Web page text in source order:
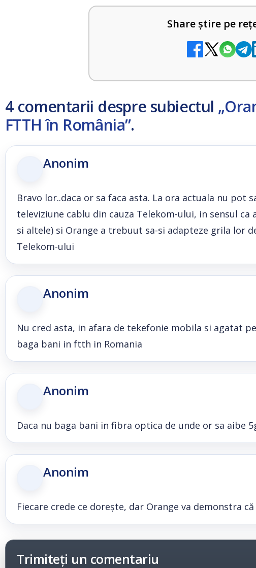
Share știre pe
4 comentarii despre subiectul
FTTH în România”.
Anonim
Bravo lor..daca or sa faca asta. La ora actuala nu pot
televiziune cablu din cauza Telekom-ului, in sensul
si altele) si Orange a trebuut sa-si adapteze grila lor
Telekom-ului
Anonim
Nu cred asta, in afara de tekefonie mobila si agatat
baga bani in ftth in Romania
Anonim
Daca nu baga bani in fibra optica de unde or sa aibe
Anonim
Fiecare crede ce dorește, dar Orange va demonstra
Trimiteți un comentariu